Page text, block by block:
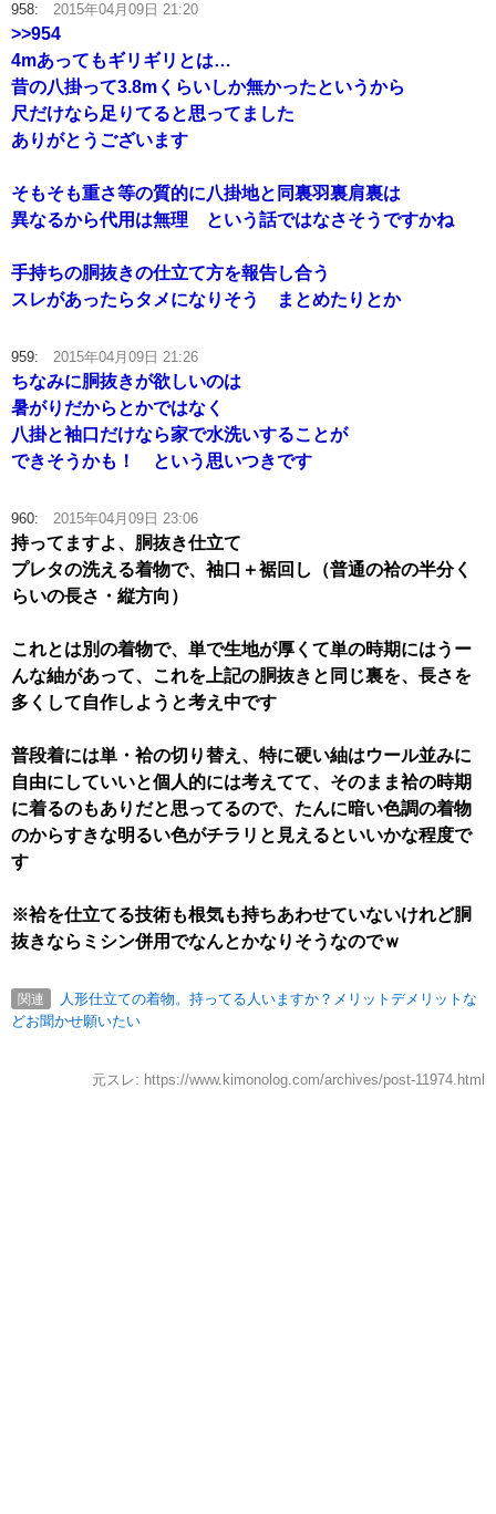
958: 2015年04月09日 21:20
>>954
4mあってもギリギリとは…
昔の八掛って3.8mくらいしか無かったというから
尺だけなら足りてると思ってました
ありがとうございます
そもそも重さ等の質的に八掛地と同裏羽裏肩裏は
異なるから代用は無理 という話ではなさそうですかね
手持ちの胴抜きの仕立て方を報告し合う
スレがあったらタメになりそう まとめたりとか
959: 2015年04月09日 21:26
ちなみに胴抜きが欲しいのは
暑がりだからとかではなく
八掛と袖口だけなら家で水洗いすることが
できそうかも！ という思いつきです
960: 2015年04月09日 23:06
持ってますよ、胴抜き仕立て
プレタの洗える着物で、袖口＋裾回し（普通の袷の半分く
らいの長さ・縦方向）
これとは別の着物で、単で生地が厚くて単の時期にはうー
んな紬があって、これを上記の胴抜きと同じ裏を、長さを
多くして自作しようと考え中です
普段着には単・袷の切り替え、特に硬い紬はウール並みに
自由にしていいと個人的には考えてて、そのまま袷の時期
に着るのもありだと思ってるので、たんに暗い色調の着物
のからすきな明るい色がチラリと見えるといいかな程度で
す
※袷を仕立てる技術も根気も持ちあわせていないけれど胴
抜きならミシン併用でなんとかなりそうなのでｗ
関連
人形仕立ての着物。持ってる人いますか？メリットデメリットな
どお聞かせ願いたい
元スレ: https://www.kimonolog.com/archives/post-11974.html